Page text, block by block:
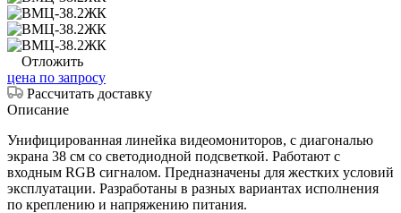
Отложить
цена по запросу
Рассчитать доставку
Описание
Унифицированная линейка видеомониторов, с диагональю
экрана 38 см со светодиодной подсветкой. Работают с
входным RGB сигналом. Предназначены для жестких условий
эксплуатации. Разработаны в разных вариантах исполнения
по креплению и напряжению питания.